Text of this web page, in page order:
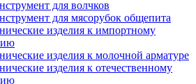
для волчков
для мясорубок общепита
изделия к импортному
изделия к молочной арматуре
изделия к отечественному